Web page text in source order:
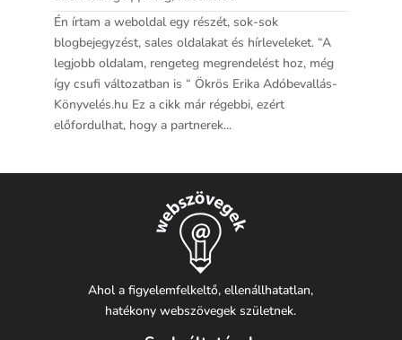
Én írtam a weboldal egy részét, sok-sok
blogbejegyzést, sales oldalakat és hírleveleket. “A
legjobb oldalam, rengeteg megrendelést hoz, még
így csufi változatban is “ Ökrös Erika Adóbevallás-
Könyvelés.hu Ez a cikk már régebbi, ezért
előfordulhat, hogy a partnerek...
Ahol a figyelemfelkeltő, ellenállhatatlan,
hatékony webszövegek születnek.